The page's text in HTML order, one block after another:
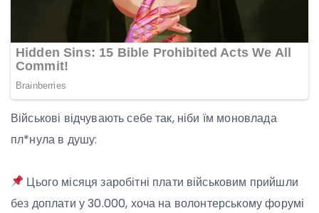
Військові відчувають себе так, ніби їм моновлада
пл*нула в душу:
Цього місяця заробітні плати військовим прийшли
без доплати у 30.000, хоча на волонтерському форумі